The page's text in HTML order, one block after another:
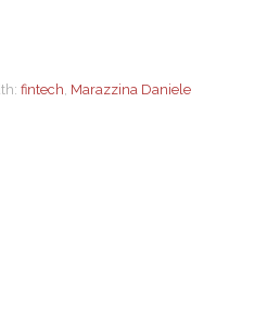
fintech, Marazzina Daniele